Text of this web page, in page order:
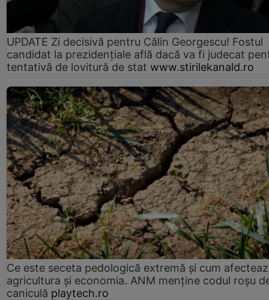
UPDATE Zi decisivă pentru Călin Georgescu! Fostul
candidat la prezidențiale află dacă va fi judecat
tentativă de lovitură de stat www.stirilekanald.ro
Ce este seceta pedologică extremă și cum
agricultura și economia. ANM menține codul roșu
caniculă playtech.ro